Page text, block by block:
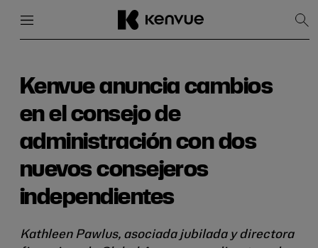
contenido
Kenvue anuncia cambios
en el consejo de
administración con dos
nuevos consejeros
independientes
Kathleen Pawlus, asociada jubilada y directora